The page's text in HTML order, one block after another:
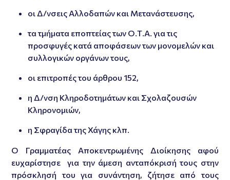
οι Δ/νσεις Αλλοδαπών και Μετανάστευσης,
τα τμήματα εποπτείας των Ο.Τ.Α. για τις
προσφυγές κατά αποφάσεων των μονομελών και
συλλογικών οργάνων τους,
οι επιτροπές του άρθρου 152,
η Δ/νση Κληροδοτημάτων και Σχολαζουσών
Κληρονομιών,
η Σφραγίδα της Χάγης κλπ.
Ο Γραμματέας Αποκεντρωμένης Διοίκησης αφού
ευχαρίστησε για την άμεση ανταπόκρισή τους στην
πρόσκλησή του για συνάντηση, ζήτησε από τους